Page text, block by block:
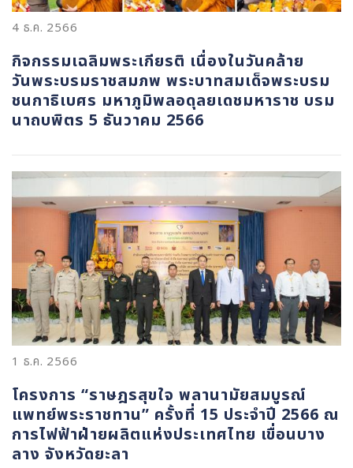
4 ธ.ค. 2566
กิจกรรมเฉลิมพระเกียรติ เนื่องในวันคล้าย
วันพระบรมราชสมภพ พระบาทสมเด็จพระบรม
ชนกาธิเบศร มหาภูมิพลอดุลยเดชมหาราช บรม
นาถบพิตร 5 ธันวาคม 2566
1 ธ.ค. 2566
โครงการ “ราษฎรสุขใจ พลานามัยสมบูรณ์
แพทย์พระราชทาน” ครั้งที่ 15 ประจำปี 2566 ณ
การไฟฟ้าฝ่ายผลิตแห่งประเทศไทย เขื่อนบาง
ลาง จังหวัดยะลา